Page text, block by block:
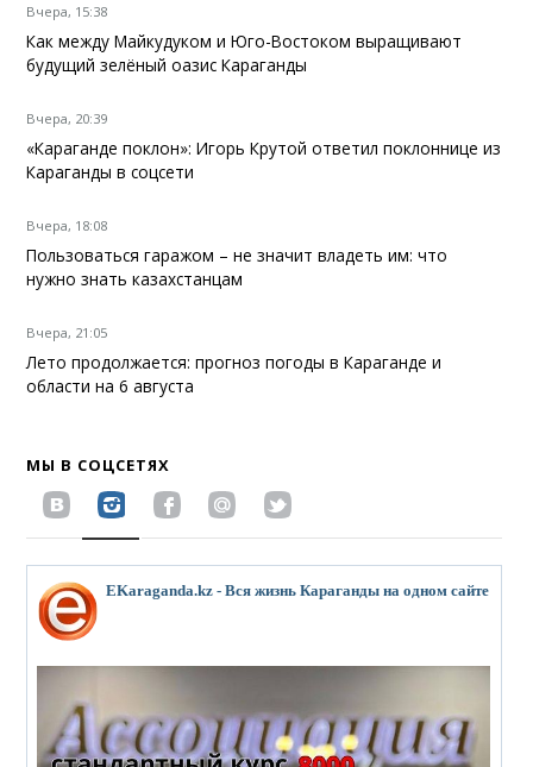
Вчера, 15:38
Как между Майкудуком и Юго-Востоком выращивают
будущий зелёный оазис Караганды
Вчера, 20:39
«Караганде поклон»: Игорь Крутой ответил поклоннице из
Караганды в соцсети
Вчера, 18:08
Пользоваться гаражом – не значит владеть им: что
нужно знать казахстанцам
Вчера, 21:05
Лето продолжается: прогноз погоды в Караганде и
области на 6 августа
МЫ В СОЦСЕТЯХ
EKaraganda.kz - Вся жизнь Караганды на одном сайте